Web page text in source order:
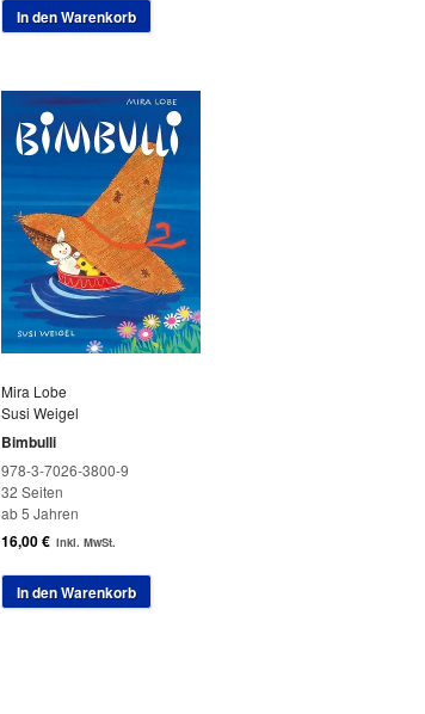
In den Warenkorb
Mira Lobe
Susi Weigel
Bimbulli
978-3-7026-3800-9
32 Seiten
ab 5 Jahren
16,00€ inkl. MwSt.
In den Warenkorb